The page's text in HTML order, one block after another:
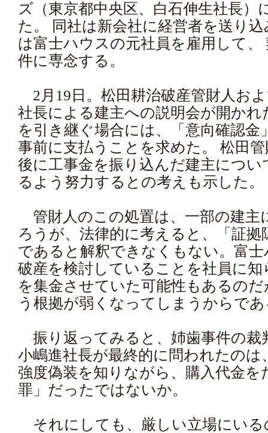
ズ（東京都中央区、白石伸生社長）
た。 同社は新会社に経営者を送り
は富士ハウスの元社員を雇用して、
件に専念する。
2月19日。松田耕治破産管財人お
社長による建主への説明会が開かれ
を引き継ぐ場合には、「意向確認金
事前に支払うことを求めた。 松田
後に工事金を振り込んだ建主につい
るよう努力するとの考えも示した。
管財人のこの処置は、一部の建主
ろうが、法律的に考えると、「証拠
であると解釈できなくもない。富
破産を検討していることを社員に
を集金させていた可能性もあるの
う根拠が弱くなってしまうからで
振り返ってみると、姉歯事件の裁
小嶋進社長が最終的に問われたのは
強度偽装を知りながら、購入代金を
罪」だったではないか。
それにしても、厳しい立場にいる